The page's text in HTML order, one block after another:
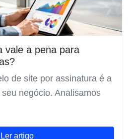
vale a pena para
de site por assinatura é a
negócio. Analisamos
Ler artigo